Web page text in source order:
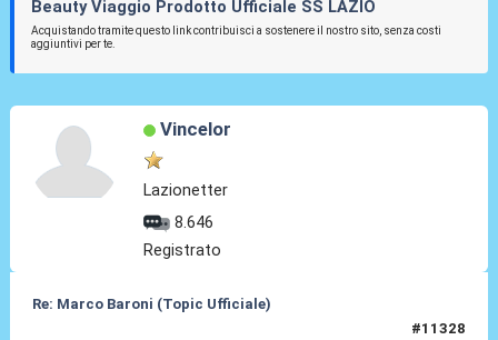
Beauty Viaggio Prodotto Ufficiale SS LAZIO
Acquistando tramite questo link contribuisci a sostenere il nostro sito, senza costi
aggiuntivi per te.
Vincelor
Lazionetter
8.646
Registrato
Re: Marco Baroni (Topic Ufficiale)
#11328